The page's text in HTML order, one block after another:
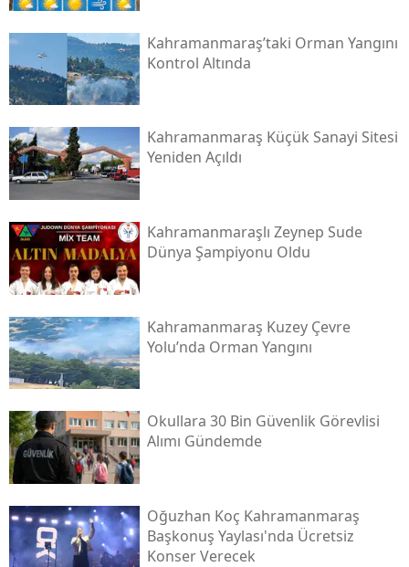
Kahramanmaraş’taki Orman Yangını
Kontrol Altında
Kahramanmaraş Küçük Sanayi Sitesi
Yeniden Açıldı
Kahramanmaraşlı Zeynep Sude
Dünya Şampiyonu Oldu
Kahramanmaraş Kuzey Çevre
Yolu’nda Orman Yangını
Okullara 30 Bin Güvenlik Görevlisi
Alımı Gündemde
Oğuzhan Koç Kahramanmaraş
Başkonuş Yaylası'nda Ücretsiz
Konser Verecek